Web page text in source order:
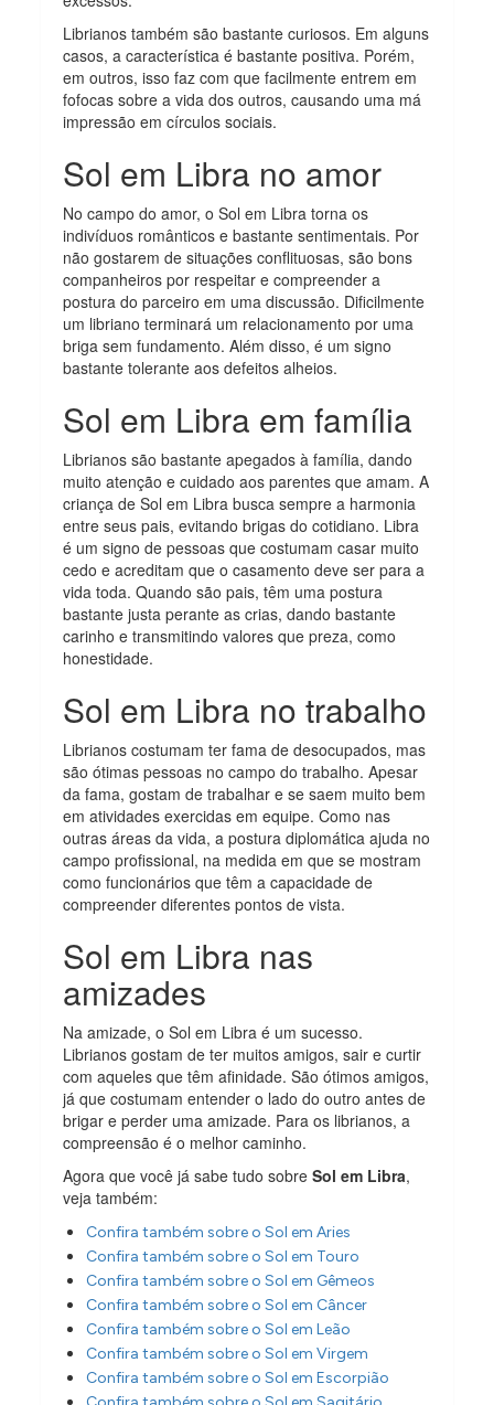
Librianos também são bastante curiosos. Em alguns
casos, a característica é bastante positiva. Porém,
em outros, isso faz com que facilmente entrem em
fofocas sobre a vida dos outros, causando uma má
impressão em círculos sociais.
Sol em Libra no amor
No campo do amor, o Sol em Libra torna os
indivíduos românticos e bastante sentimentais. Por
não gostarem de situações conflituosas, são bons
companheiros por respeitar e compreender a
postura do parceiro em uma discussão. Dificilmente
um libriano terminará um relacionamento por uma
briga sem fundamento. Além disso, é um signo
bastante tolerante aos defeitos alheios.
Sol em Libra em família
Librianos são bastante apegados à família, dando
muito atenção e cuidado aos parentes que amam. A
criança de Sol em Libra busca sempre a harmonia
entre seus pais, evitando brigas do cotidiano. Libra
é um signo de pessoas que costumam casar muito
cedo e acreditam que o casamento deve ser para a
vida toda. Quando são pais, têm uma postura
bastante justa perante as crias, dando bastante
carinho e transmitindo valores que preza, como
honestidade.
Sol em Libra no trabalho
Librianos costumam ter fama de desocupados, mas
são ótimas pessoas no campo do trabalho. Apesar
da fama, gostam de trabalhar e se saem muito bem
em atividades exercidas em equipe. Como nas
outras áreas da vida, a postura diplomática ajuda no
campo profissional, na medida em que se mostram
como funcionários que têm a capacidade de
compreender diferentes pontos de vista.
Sol em Libra nas
amizades
Na amizade, o Sol em Libra é um sucesso.
Librianos gostam de ter muitos amigos, sair e curtir
com aqueles que têm afinidade. São ótimos amigos,
já que costumam entender o lado do outro antes de
brigar e perder uma amizade. Para os librianos, a
compreensão é o melhor caminho.
Agora que você já sabe tudo sobreSol em Libra,
veja também:
Confira também sobre o Sol em Aries
Confira também sobre o Sol em Touro
Confira também sobre o Sol em Gêmeos
Confira também sobre o Sol em Câncer
Confira também sobre o Sol em Leão
Confira também sobre o Sol em Virgem
Confira também sobre o Sol em Escorpião